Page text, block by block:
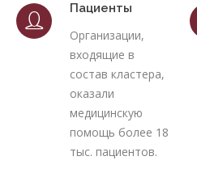
Пациенты
Организации,
входящие в
состав кластера,
оказали
медицинскую
помощь более 18
тыс. пациентов.